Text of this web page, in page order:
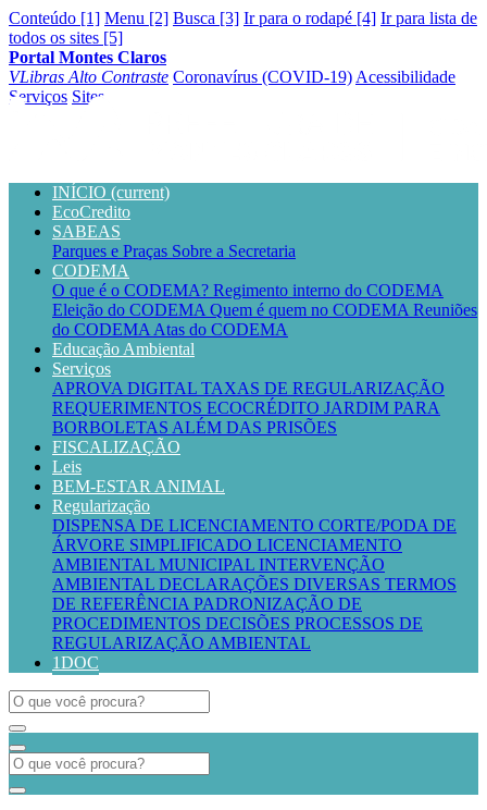
Conteúdo [1] Menu [2] Busca [3] Ir para o rodapé [4] Ir para lista de
todos os sites [5]
Portal Montes Claros
VLibras Alto Contraste Coronavírus (COVID-19) Acessibilidade
Serviços Sites
INÍCIO (current)
EcoCredito
SABEAS
Parques e Praças Sobre a Secretaria
CODEMA
O que é o CODEMA? Regimento interno do CODEMA
Eleição do CODEMA Quem é quem no CODEMA Reuniões
do CODEMA Atas do CODEMA
Educação Ambiental
Serviços
APROVA DIGITAL TAXAS DE REGULARIZAÇÃO
REQUERIMENTOS ECOCRÉDITO JARDIM PARA
BORBOLETAS ALÉM DAS PRISÕES
FISCALIZAÇÃO
Leis
BEM-ESTAR ANIMAL
Regularização
DISPENSA DE LICENCIAMENTO CORTE/PODA DE
ÁRVORE SIMPLIFICADO LICENCIAMENTO
AMBIENTAL MUNICIPAL INTERVENÇÃO
AMBIENTAL DECLARAÇÕES DIVERSAS TERMOS
DE REFERÊNCIA PADRONIZAÇÃO DE
PROCEDIMENTOS DECISÕES PROCESSOS DE
REGULARIZAÇÃO AMBIENTAL
1DOC